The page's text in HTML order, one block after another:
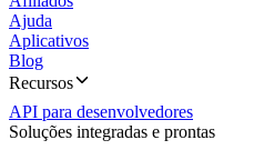
Ajuda
Aplicativos
Blog
Recursos
API para desenvolvedores
Soluções integradas e prontas